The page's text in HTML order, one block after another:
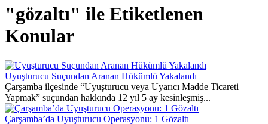
"gözaltı" ile Etiketlenen
Konular
Uyuşturucu Suçundan Aranan Hükümlü Yakalandı
Çarşamba ilçesinde “Uyuşturucu veya Uyarıcı Madde Ticareti
Yapmak” suçundan hakkında 12 yıl 5 ay kesinleşmiş...
Çarşamba’da Uyuşturucu Operasyonu: 1 Gözaltı